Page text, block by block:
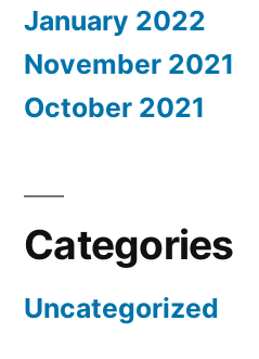
January 2022
November 2021
October 2021
Categories
Uncategorized